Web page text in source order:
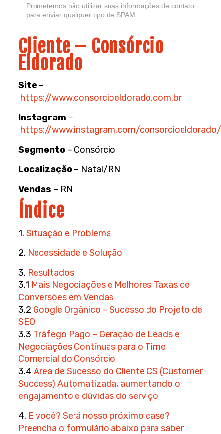
Prometemos não utilizar suas informações de contato
para enviar qualquer tipo de SPAM.
Cliente – Consórcio
Eldorado
Site–
https://www.consorcioeldorado.com.br
Instagram –
https://www.instagram.com/consorcioeldorado/
Segmento– Consórcio
Localização– Natal/RN
Vendas – RN
Índice
1. Situação e Problema
2. Necessidade e Solução
3. Resultados
3.1 Mais Negociações e Melhores Taxas de
Conversões em Vendas
3.2 Google Orgânico – Sucesso do Projeto de
SEO
3.3 Tráfego Pago – Geração de Leads e
Negociações Contínuas para o Time
Comercial do Consórcio
3.4 Área de Sucesso do Cliente CS (Customer
Success) Automatizada, aumentando o
engajamento e dúvidas do serviço
4. E você? Será nosso próximo case?
Preencha o formulário abaixo para saber